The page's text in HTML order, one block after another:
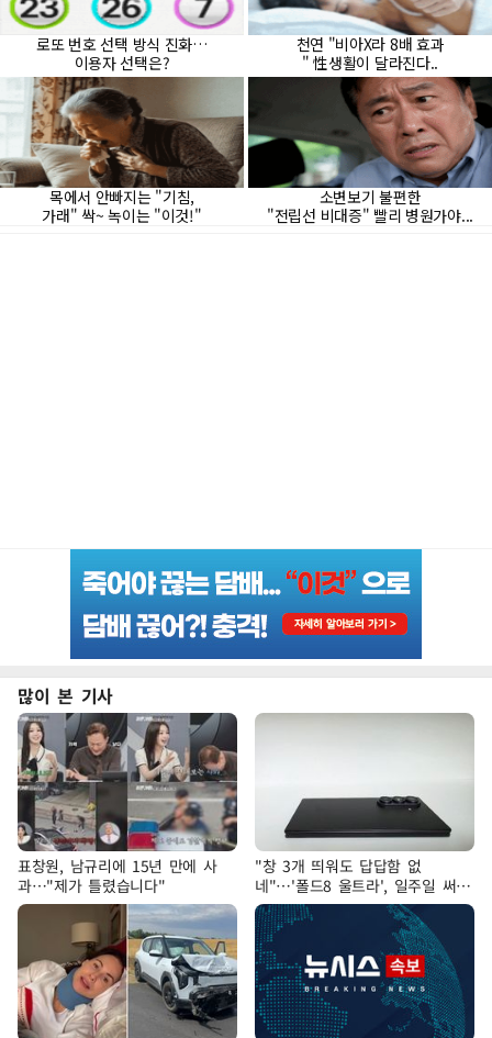
많이 본 기사
표창원, 남규리에 15년 만에 사
과…"제가 틀렸습니다"
"창 3개 띄워도 답답함 없
네"…'폴드8 울트라', 일주일 써보
니